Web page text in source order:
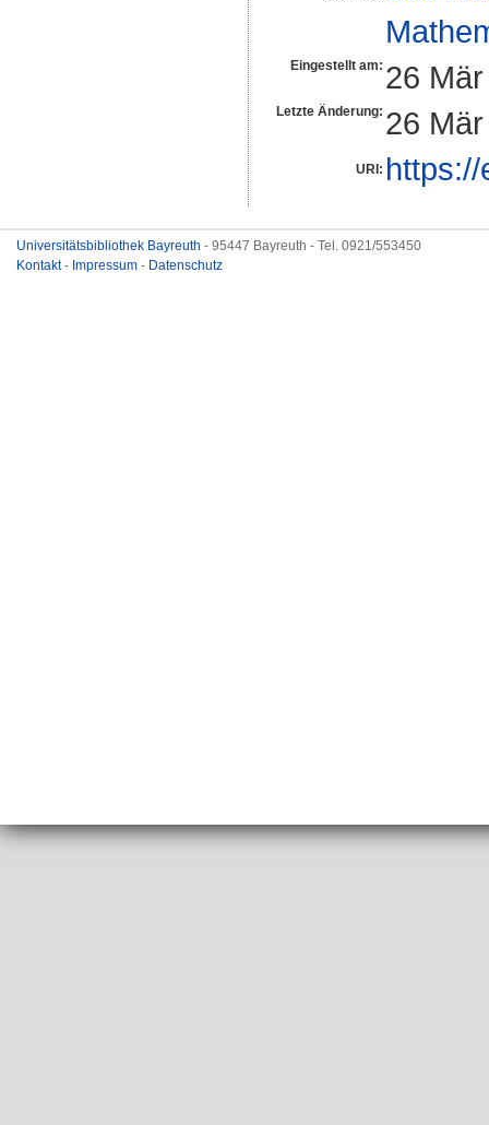
Eingestellt am: 26
Letzte Änderung: 26
URI:
Universitätsbibliothek Bayreuth - 95447 Bayreuth - Tel. 0921/553450
Kontakt- Impressum - Datenschutz